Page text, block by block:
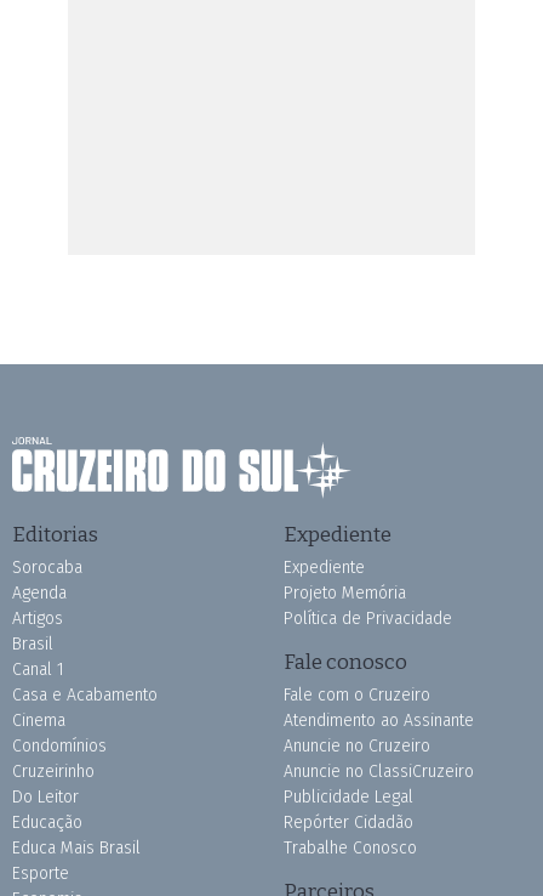
Editorias
Sorocaba
Agenda
Artigos
Brasil
Canal 1
Casa e Acabamento
Cinema
Condomínios
Cruzeirinho
Do Leitor
Educação
Educa Mais Brasil
Esporte
Expediente
Expediente
Projeto Memória
Política de Privacidade
Fale conosco
Fale com o Cruzeiro
Atendimento ao Assinante
Anuncie no Cruzeiro
Anuncie no ClassiCruzeiro
Publicidade Legal
Repórter Cidadão
Trabalhe Conosco